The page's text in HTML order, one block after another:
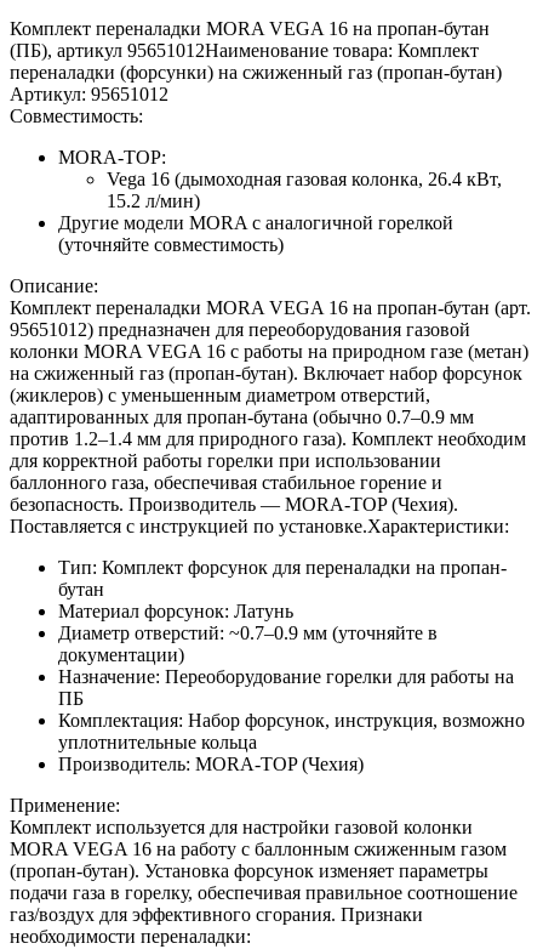
Комплект переналадки MORA VEGA 16 на пропан-бутан
(ПБ), артикул 95651012Наименование товара: Комплект
переналадки (форсунки) на сжиженный газ (пропан-бутан)
Артикул: 95651012
Совместимость:
MORA-TOP:
Vega 16 (дымоходная газовая колонка, 26.4 кВт,
15.2 л/мин)
Другие модели MORA с аналогичной горелкой
(уточняйте совместимость)
Описание:
Комплект переналадки MORA VEGA 16 на пропан-бутан (арт.
95651012) предназначен для переоборудования газовой
колонки MORA VEGA 16 с работы на природном газе (метан)
на сжиженный газ (пропан-бутан). Включает набор форсунок
(жиклеров) с уменьшенным диаметром отверстий,
адаптированных для пропан-бутана (обычно 0.7–0.9 мм
против 1.2–1.4 мм для природного газа). Комплект необходим
для корректной работы горелки при использовании
баллонного газа, обеспечивая стабильное горение и
безопасность. Производитель — MORA-TOP (Чехия).
Поставляется с инструкцией по установке.Характеристики:
Тип: Комплект форсунок для переналадки на пропан-
бутан
Материал форсунок: Латунь
Диаметр отверстий: ~0.7–0.9 мм (уточняйте в
документации)
Назначение: Переоборудование горелки для работы на
ПБ
Комплектация: Набор форсунок, инструкция, возможно
уплотнительные кольца
Производитель: MORA-TOP (Чехия)
Применение:
Комплект используется для настройки газовой колонки
MORA VEGA 16 на работу с баллонным сжиженным газом
(пропан-бутан). Установка форсунок изменяет параметры
подачи газа в горелку, обеспечивая правильное соотношение
газ/воздух для эффективного сгорания. Признаки
необходимости переналадки: